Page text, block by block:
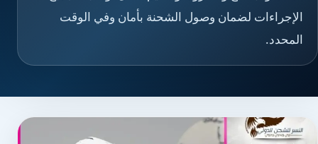
الإجراءات لضمان وصول الشحنة بأمان وفي الوقت
المحدد.